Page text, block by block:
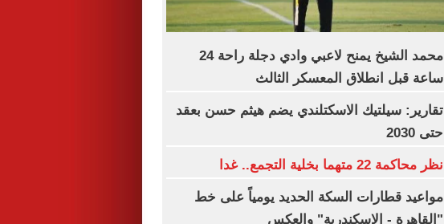
محمد الشيخ يمنح لاعبي وادي دجلة راحة 24
ساعة قبل انطلاق المعسكر الثالث
تقارير: سيلتيك الاسكتلندي يضم هيثم حسن بعقد
حتى 2030
نظر محاكمة 22 متهما بخلية التجمع.. غدا
مواعيد قطارات السكة الحديد يومياً على خط
"القاهرة - الإسكندرية" والعكس